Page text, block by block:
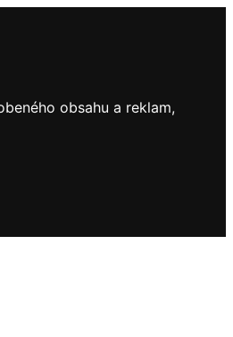
obsahu a reklam,